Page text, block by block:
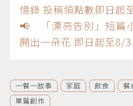
憶錄 投稿領點數即日起
📢 「漂亮告別」短篇
開出一朵花 即日起至8/
一餐一故事 家庭 飲食 餐
單篇創作